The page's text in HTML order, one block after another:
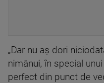
„Dar nu aș dori
nimănui, în special
perfect din punct de